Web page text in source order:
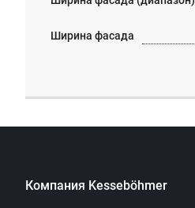
Ширина фасада
Компания Kesseböhmer